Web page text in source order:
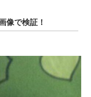
像で検証！